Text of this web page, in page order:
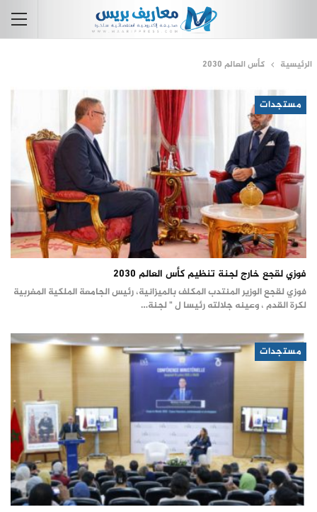
الرئيسية كأس العالم 2030
مستجدات
فوزي لقجع خارج لجنة تنظيم كأس العالم 2030
فوزي لقجع الوزير المنتدب المكلف بالميزانية، رئيس الجامعة الملكية المغربية
لكرة القدم ، وعينه جلالته رئيسا ل " لجنة…
مستجدات